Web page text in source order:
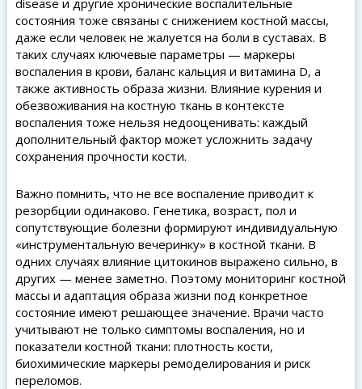
disease и другие хронические воспалительные
состояния тоже связаны с снижением костной массы,
даже если человек не жалуется на боли в суставах. В
таких случаях ключевые параметры — маркеры
воспаления в крови, баланс кальция и витамина D, а
также активность образа жизни. Влияние курения и
обезвоживания на костную ткань в контексте
воспаления тоже нельзя недооценивать: каждый
дополнительный фактор может усложнить задачу
сохранения прочности кости.
Важно помнить, что не все воспаление приводит к
резорбции одинаково. Генетика, возраст, пол и
сопутствующие болезни формируют индивидуальную
«инструментальную вечеринку» в костной ткани. В
одних случаях влияние цитокинов выражено сильно, в
других — менее заметно. Поэтому мониторинг костной
массы и адаптация образа жизни под конкретное
состояние имеют решающее значение. Врачи часто
учитывают не только симптомы воспаления, но и
показатели костной ткани: плотность кости,
биохимические маркеры ремоделирования и риск
переломов.